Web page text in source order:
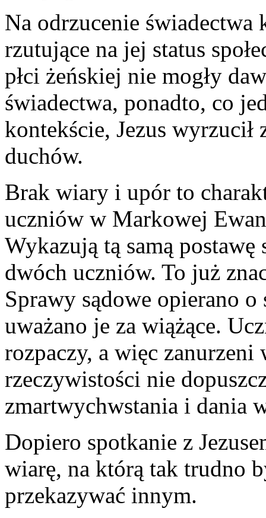
Na odrzucenie świadectwa
rzutujące na jej status
płci żeńskiej nie mogły
świadectwa, ponadto, co
kontekście, Jezus wyrzucił
duchów.
Brak wiary i upór to
uczniów w Markowej
Wykazują tą samą
dwóch uczniów. To już
Sprawy sądowe opierano
uważano je za wiążące.
rozpaczy, a więc
rzeczywistości nie
zmartwychwstania i dania
Dopiero spotkanie z
wiarę, na którą tak trudno
przekazywać innym.